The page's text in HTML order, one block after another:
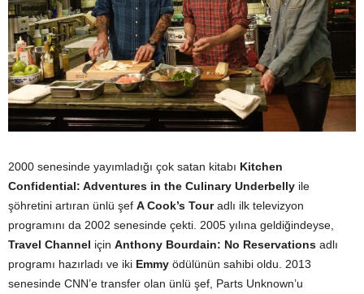
2000 senesinde yayımladığı çok satan kitabı Kitchen
Confidential: Adventures in the Culinary Underbelly ile
şöhretini artıran ünlü şef A Cook’s Touradlı ilk televizyon
programını da 2002 senesinde çekti. 2005 yılına geldiğindeyse,
Travel Channel için Anthony Bourdain: No Reservations adlı
programı hazırladı ve iki Emmy ödülünün sahibi oldu. 2013
senesinde CNN’e transfer olan ünlü şef, Parts Unknown’u